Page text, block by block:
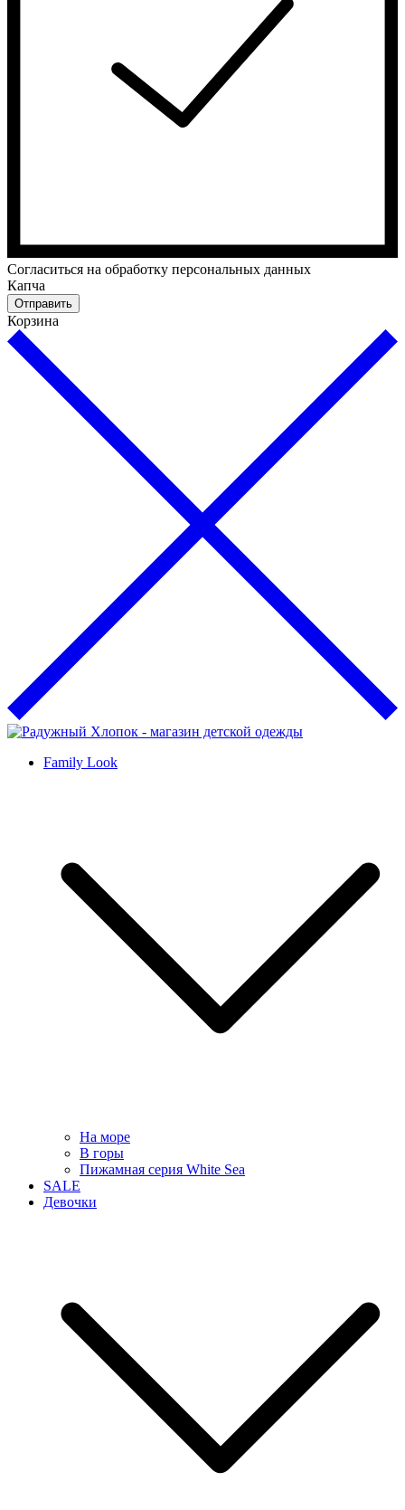
Cогласиться на обработку персональных данных
Капча
Отправить
Корзина
Family Look
На море
В горы
Пижамная серия White Sea
SALE
Девочки